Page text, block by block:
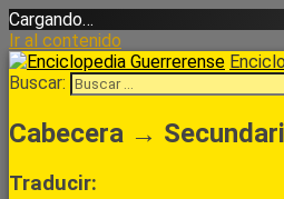
Cargando…
Ir al contenido
Buscar:
Cabecera →
Traducir: